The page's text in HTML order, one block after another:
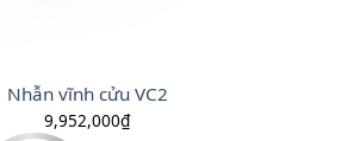
Nhẫn vĩnh cửu VC2
9,952,000₫